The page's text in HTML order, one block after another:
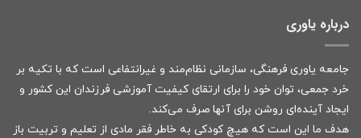
درباره یاوری
جامعه یاوری فرهنگی، سازمانی نظام‌مند و غیرانتفاعی است که با تکیه بر
خرد جمعی، توان خود را برای ارتقای کیفیت آموزشی فرزندان این کشور و
ایجاد آینده‌ای روشن برای آنها صرف می‌کند.
هدف ما این است که هیچ کودکی به خاطر فقر مادی از تعلیم و تربیت باز